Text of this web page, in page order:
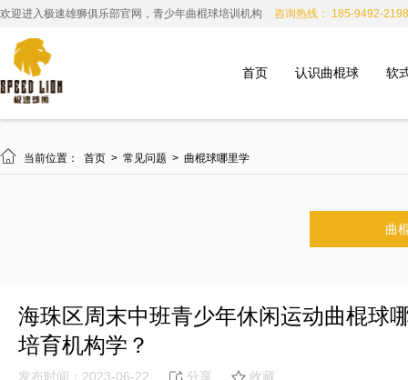
欢迎进入极速雄狮俱乐部官网，青少年曲棍球培训机构 咨询热线： 185-9492-2198
首页 认识曲棍球 软
 当前位置： 首页 > 常见问题 > 曲棍球哪里学
曲
海珠区周末中班青少年休闲运动曲棍球
培育机构学？
发布时间：2023-06-22 分享 收藏